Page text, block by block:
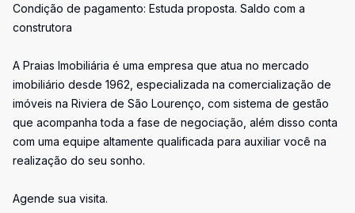
Condição de pagamento: Estuda proposta. Saldo com a
construtora
A Praias Imobiliária é uma empresa que atua no mercado
imobiliário desde 1962, especializada na comercialização de
imóveis na Riviera de São Lourenço, com sistema de gestão
que acompanha toda a fase de negociação, além disso conta
com uma equipe altamente qualificada para auxiliar você na
realização do seu sonho.
Agende sua visita.